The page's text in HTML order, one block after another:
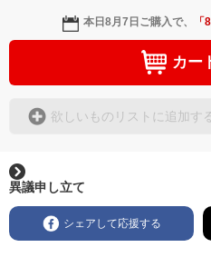
4.チャコールグレー / Charcoal
あなたのスタイルに合わせて、ボ
組み合わせていただけます。
詳細は下の「商品オプション」か
・5.6oz コットンロングスリーブ
・袖口リブ仕様
・送料無料
本商品は受注生産となります。
ご注文から4〜7日程度で発送いた
本日8月7日 ご購入で、 「
カー
欲しいものリストに追加す
異議申し立て
シェアして応援する